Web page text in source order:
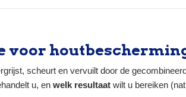
→ niet-
(saturator)
4 u,...
ramen. Type → transparante
voor
scheurt en vervuilt door de
u, en welk resultaat wilt u bereiken